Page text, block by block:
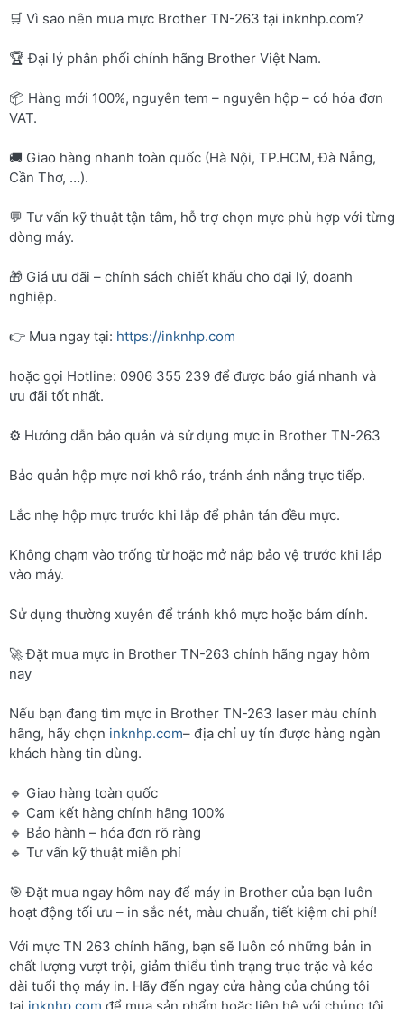
🛒 Vì sao nên mua mực Brother TN-263 tại inknhp.com?
🏆 Đại lý phân phối chính hãng Brother Việt Nam.
📦 Hàng mới 100%, nguyên tem – nguyên hộp – có hóa đơn
VAT.
🚚 Giao hàng nhanh toàn quốc (Hà Nội, TP.HCM, Đà Nẵng,
Cần Thơ, …).
💬 Tư vấn kỹ thuật tận tâm, hỗ trợ chọn mực phù hợp với từng
dòng máy.
🎁 Giá ưu đãi – chính sách chiết khấu cho đại lý, doanh
nghiệp.
👉 Mua ngay tại: https://inknhp.com
hoặc gọi Hotline: 0906 355 239 để được báo giá nhanh và
ưu đãi tốt nhất.
⚙️ Hướng dẫn bảo quản và sử dụng mực in Brother TN-263
Bảo quản hộp mực nơi khô ráo, tránh ánh nắng trực tiếp.
Lắc nhẹ hộp mực trước khi lắp để phân tán đều mực.
Không chạm vào trống từ hoặc mở nắp bảo vệ trước khi lắp
vào máy.
Sử dụng thường xuyên để tránh khô mực hoặc bám dính.
🚀 Đặt mua mực in Brother TN-263 chính hãng ngay hôm
nay
Nếu bạn đang tìm mực in Brother TN-263 laser màu chính
hãng, hãy chọn inknhp.com– địa chỉ uy tín được hàng ngàn
khách hàng tin dùng.
🔹 Giao hàng toàn quốc
🔹 Cam kết hàng chính hãng 100%
🔹 Bảo hành – hóa đơn rõ ràng
🔹 Tư vấn kỹ thuật miễn phí
🎯 Đặt mua ngay hôm nay để máy in Brother của bạn luôn
hoạt động tối ưu – in sắc nét, màu chuẩn, tiết kiệm chi phí!
Với mực TN 263 chính hãng, bạn sẽ luôn có những bản in
chất lượng vượt trội, giảm thiểu tình trạng trục trặc và kéo
dài tuổi thọ máy in. Hãy đến ngay cửa hàng của chúng tôi
tại inknhp.com để mua sản phẩm hoặc liên hệ với chúng tôi